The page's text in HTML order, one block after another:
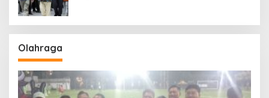
Olahraga